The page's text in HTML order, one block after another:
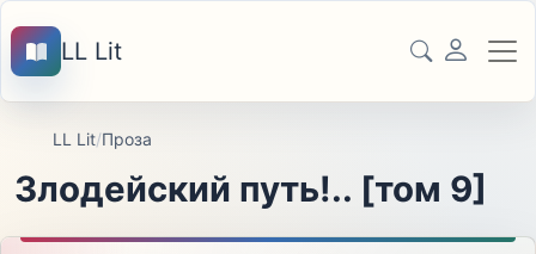
LL Lit
LL Lit/Проза
Злодейский путь!.. [том 9]